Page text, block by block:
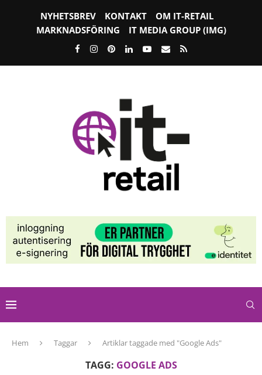
NYHETSBREV KONTAKT
OM IT-RETAIL
MARKNADSFÖRING
IT MEDIA GROUP (IMG)
Hem Taggar Artiklar taggade med "Google Ads"
TAGG: GOOGLE ADS